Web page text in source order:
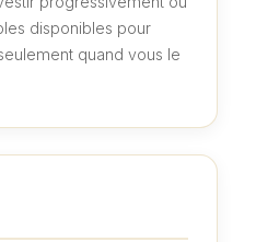
disponibles pour
quand vous le